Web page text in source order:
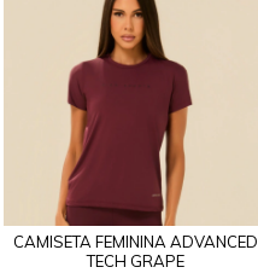
CAMISETA FEMININA ADVANCED
TECH GRAPE